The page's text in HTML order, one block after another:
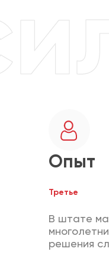
Опыт
Третье
В штате
решения